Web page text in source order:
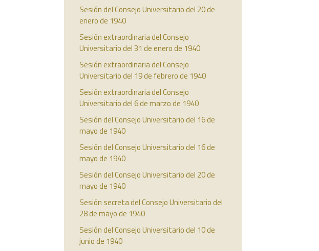
Sesión del Consejo Universitario del 20 de
enero de 1940
Sesión extraordinaria del Consejo
Universitario del 31 de enero de 1940
Sesión extraordinaria del Consejo
Universitario del 19 de febrero de 1940
Sesión extraordinaria del Consejo
Universitario del 6 de marzo de 1940
Sesión del Consejo Universitario del 16 de
mayo de 1940
Sesión del Consejo Universitario del 16 de
mayo de 1940
Sesión del Consejo Universitario del 20 de
mayo de 1940
Sesión secreta del Consejo Universitario del
28 de mayo de 1940
Sesión del Consejo Universitario del 10 de
junio de 1940